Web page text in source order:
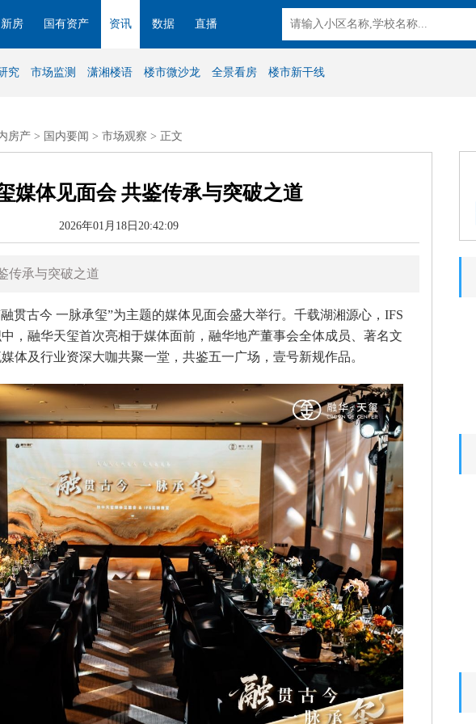
新房 国有资产 资讯 数据 直播
究 市场监测 潇湘楼语 楼市微沙龙 全景看房 楼市新干线
房产 > 国内要闻 > 市场观察 > 正文
媒体见面会 共鉴传承与突破之道
2026年01月18日20:42:09
传承与突破之道
贯古今 一脉承玺”为主题的媒体见面会盛大举行。千载湖湘源心，IFS
，融华天玺首次亮相于媒体面前，融华地产董事会全体成员、著名文
体及行业资深大咖共聚一堂，共鉴五一广场，壹号新规作品。